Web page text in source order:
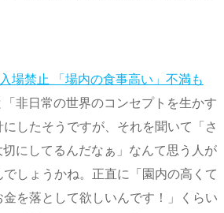
場禁止 「場内の食事高い」不満も
非日常の世界のコンセプトを生かす
したそうですが、それを聞いて「さ
にしてるんだなぁ」なんて思う人が
しょうかね。正直に「園内の高くて
金を落として欲しいんです！」くらい